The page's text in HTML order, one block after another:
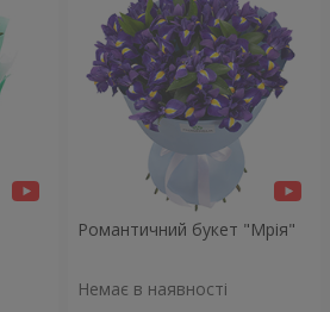
Романтичний букет "Мрія"
Немає в наявності